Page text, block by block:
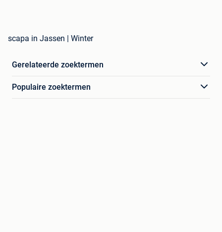
scapa in Jassen | Winter
Gerelateerde zoektermen
Populaire zoektermen